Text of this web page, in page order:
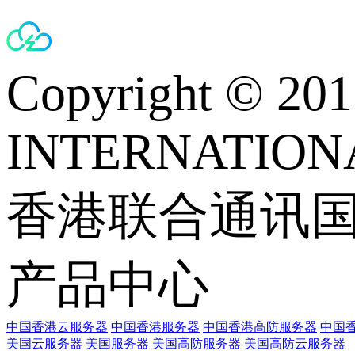
Copyright ©
香港联合通讯
产品中心
中国香港云服务器 中国香港服务器 中国香港高防服务器 中国
美国云服务器 美国服务器 美国高防服务器 美国高防云服务器